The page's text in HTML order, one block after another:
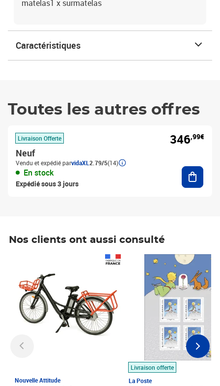
matelas1 x surmatelas
Caractéristiques
Toutes les autres offres
Livraison Offerte
Neuf
Vendu et expédié parvidaXL 2.79/5(14)
En stock
Expédié sous 3 jours
346,99€
Nos clients ont aussi consulté
Nouvelle Attitude
Livraison offerte
La Poste
Prix 7,50€